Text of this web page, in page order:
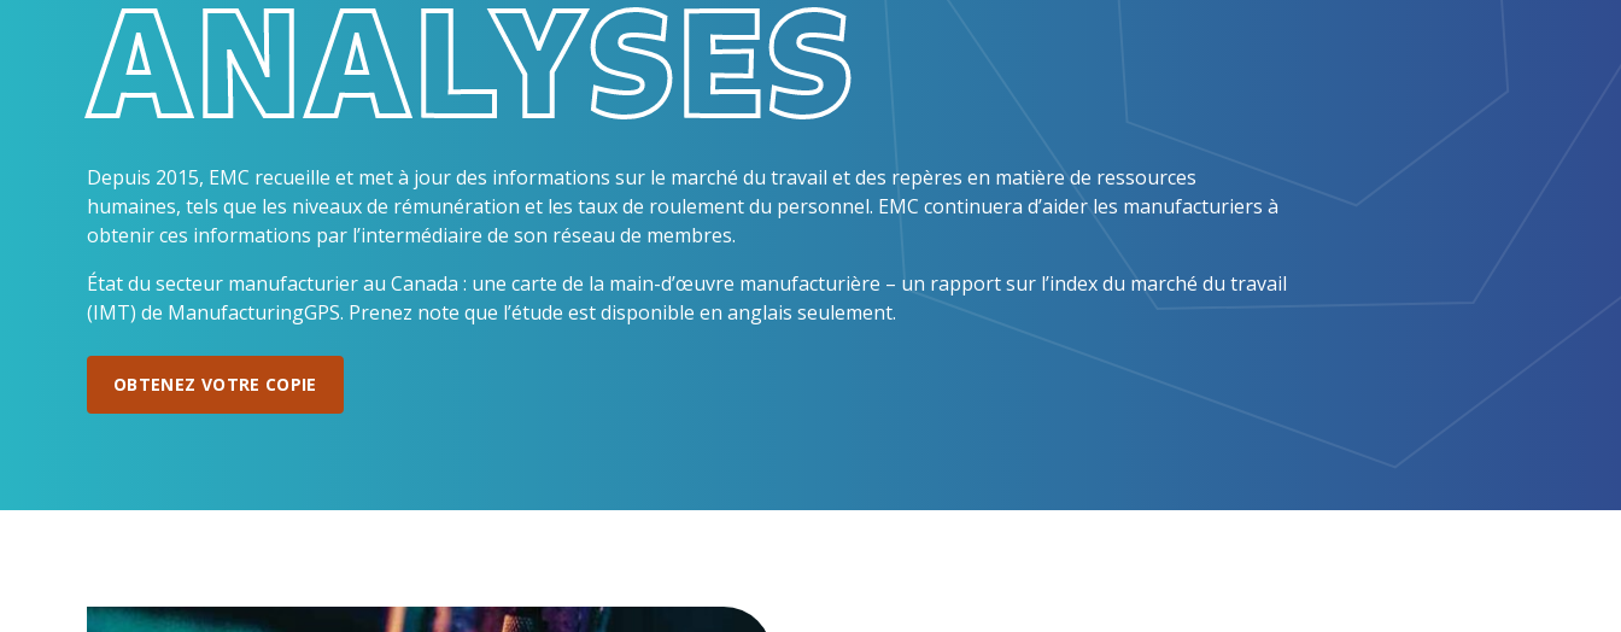
Événements
Participez à nos événements de réseautage
entre pairs pour mettre vos connaissances à
Nos partenaires
Nous travaillons avec des entreprises
vraiment formidables. Jetez-y un œil !
ANALYSES
Depuis 2015, EMC recueille et met à jour des informations sur le marché du travail et des repères en matière de ressources
humaines, tels que les niveaux de rémunération et les taux de roulement du personnel. EMC continuera d’aider les manufacturiers à
obtenir ces informations par l’intermédiaire de son réseau de membres.
État du secteur manufacturier au Canada : une carte de la main-d’œuvre manufacturière – un rapport sur l’index du marché du travail
(IMT) de ManufacturingGPS. Prenez note que l’étude est disponible en anglais seulement.
OBTENEZ VOTRE COPIE